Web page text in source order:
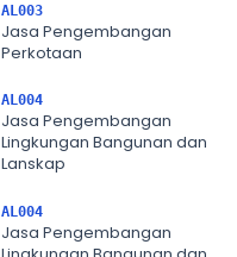
AL003
Jasa Pengembangan
Perkotaan
AL004
Jasa Pengembangan
Lingkungan Bangunan dan
Lanskap
AL004
Jasa Pengembangan